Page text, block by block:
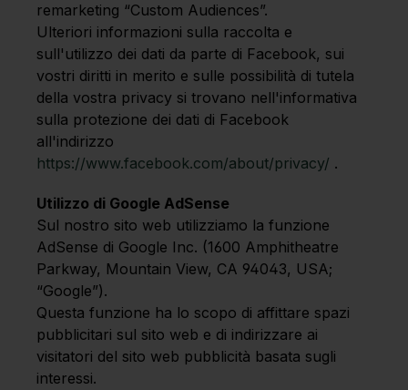
remarketing “Custom Audiences”.
Ulteriori informazioni sulla raccolta e
sull'utilizzo dei dati da parte di Facebook, sui
vostri diritti in merito e sulle possibilità di tutela
della vostra privacy si trovano nell'informativa
sulla protezione dei dati di Facebook
all'indirizzo
https://www.facebook.com/about/privacy/ .
Utilizzo di Google AdSense
Sul nostro sito web utilizziamo la funzione
AdSense di Google Inc. (1600 Amphitheatre
Parkway, Mountain View, CA 94043, USA;
“Google”).
Questa funzione ha lo scopo di affittare spazi
pubblicitari sul sito web e di indirizzare ai
visitatori del sito web pubblicità basata sugli
interessi.